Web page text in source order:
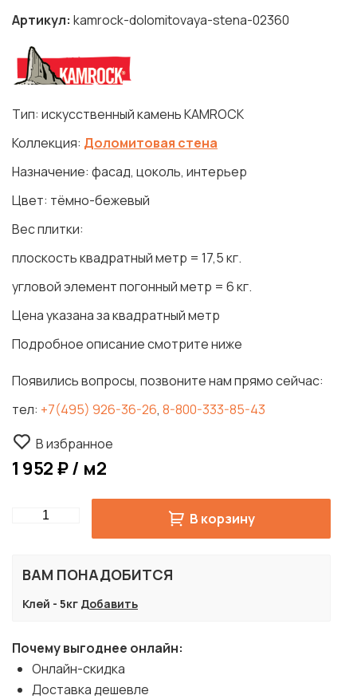
Артикул kamrock-dolomitovaya-stena-02360
Тип: искусственный камень KAMROCK
Коллекция: Доломитовая стена
Назначение: фасад, цоколь, интерьер
Цвет: тёмно-бежевый
Вес плитки:
плоскость квадратный метр = 17,5 кг.
угловой элемент погонный метр = 6 кг.
Цена указана за квадратный метр
Подробное описание смотрите ниже
Появились вопросы, позвоните нам прямо сейчас:
тел: +7(495) 926-36-26, 8-800-333-85-43
В избранное
1 952 ₽ / м2
Quantity В корзину
ВАМ ПОНАДОБИТСЯ
Клей - 5кг Добавить
Почему выгоднее онлайн:
Онлайн-скидка
Доставка дешевле